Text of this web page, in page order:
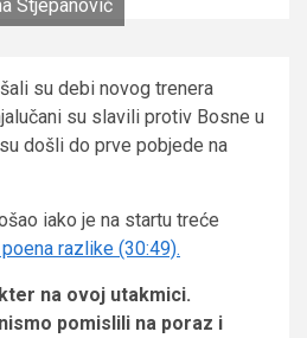
Stjepanović
su debi novog trenera
su slavili protiv Bosne u
došli do prve pobjede na
iako je na startu treće
razlike (30:49).
na ovoj utakmici.
pomislili na poraz i